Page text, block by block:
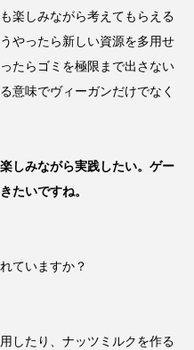
楽しみながら考えてもらえる
やったら新しい資源を多用せ
たらゴミを極限まで出さない
意味でヴィーガンだけでなく
楽しみながら実践したい。ゲー
たいですね。
ていますか？
したり、ナッツミルクを作る